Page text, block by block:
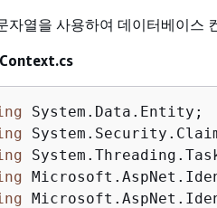
자열을 사용하여 데이터베이스